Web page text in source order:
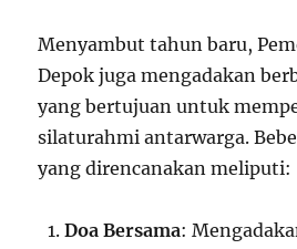
Menyambut tahun baru,
Depok juga mengadakan
yang bertujuan untuk
silaturahmi antarwarga.
yang direncanakan meliputi:
Doa Bersama: